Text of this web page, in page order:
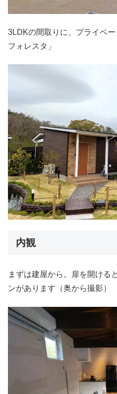
3LDKの間取りに、プライベ
フォレスタ」
内観
まずは建屋から。扉を開ける
ンがあります（奥から撮影）